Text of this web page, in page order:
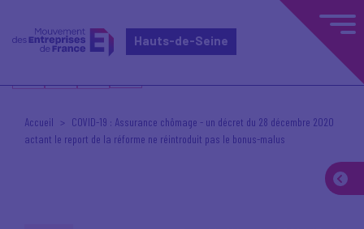
Hauts-de-Seine
Accueil
COVID-19 : Assurance chômage - un décret du 28 décembre 2020
actant le report de la réforme ne réintroduit pas le bonus-malus